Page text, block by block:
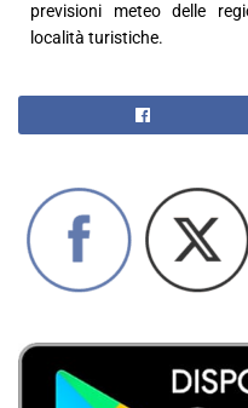
previsioni meteo delle
località turistiche.